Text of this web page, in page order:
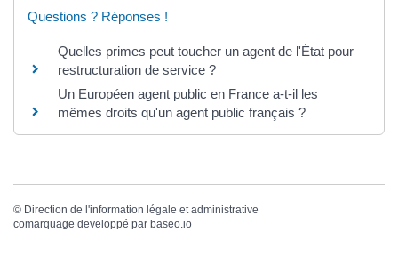
Questions ? Réponses !
Quelles primes peut toucher un agent de l'État pour
restructuration de service ?
Un Européen agent public en France a-t-il les
mêmes droits qu'un agent public français ?
© Direction de l'information légale et administrative
comarquage developpé par baseo.io